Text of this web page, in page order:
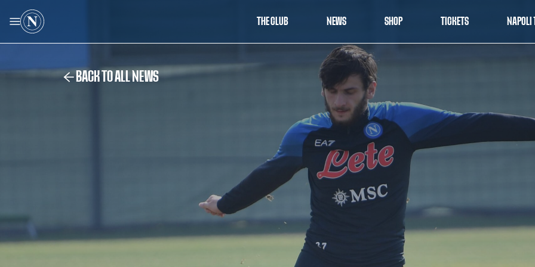
THE CLUB NEWS SHOP TICKETS NAPOLI
BACK TO ALL NEWS